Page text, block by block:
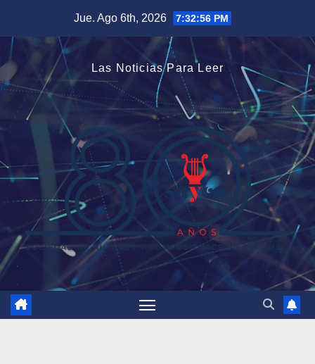
contenido
Jue. Ago 6th, 2026 7:32:56 PM
Las Noticias Para Leer